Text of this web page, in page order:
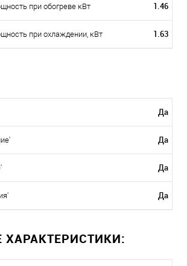
при обогреве кВт 1.46
при охлаждении, кВт 1.63
Да
Да
Да
Да